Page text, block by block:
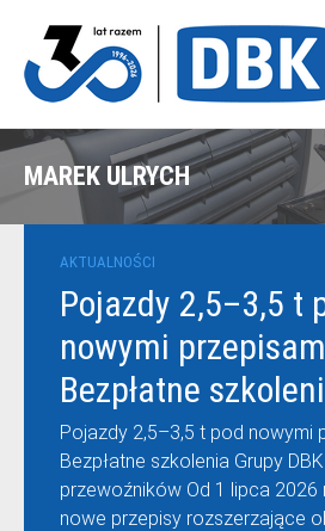
MAREK ULRYCH
AKTUALNOŚCI
Pojazdy 2,5–3,5 t
nowymi
Bezpłatne
DBK dla
Pojazdy 2,5–3,5 t pod nowymi
Bezpłatne szkolenia Grupy
przewoźników Od 1 lipca 2026
nowe przepisy rozszerzające